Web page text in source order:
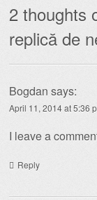
2 thoughts
replică de
Bogdan says:
April 11, 2014 at 5:36
I leave a
Reply